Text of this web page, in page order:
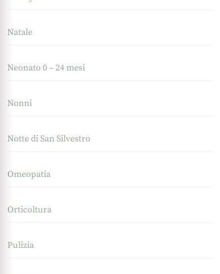
Natale
Neonato 0 – 24 mesi
Nonni
Notte di San Silvestro
Omeopatia
Orticoltura
Pulizia